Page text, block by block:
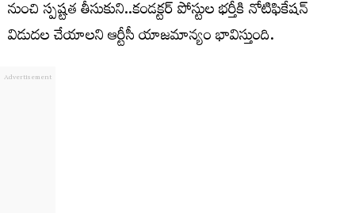
నుంచి స్పష్టత తీసుకుని..కండక్టర్‌ పోస్టుల భర్తీకి నోటిఫికేషన్‌
విడుదల చేయాలని ఆర్టీసీ యాజమాన్యం భావిస్తుంది.